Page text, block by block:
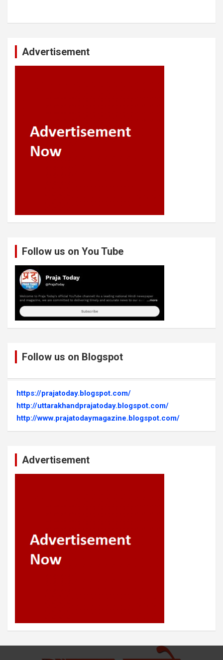
Advertisement
Follow us on You Tube
Follow us on Blogspot
https://prajatoday.blogspot.com/
http://uttarakhandprajatoday.blogspot.com/
http://www.prajatodaymagazine.blogspot.com/
Advertisement